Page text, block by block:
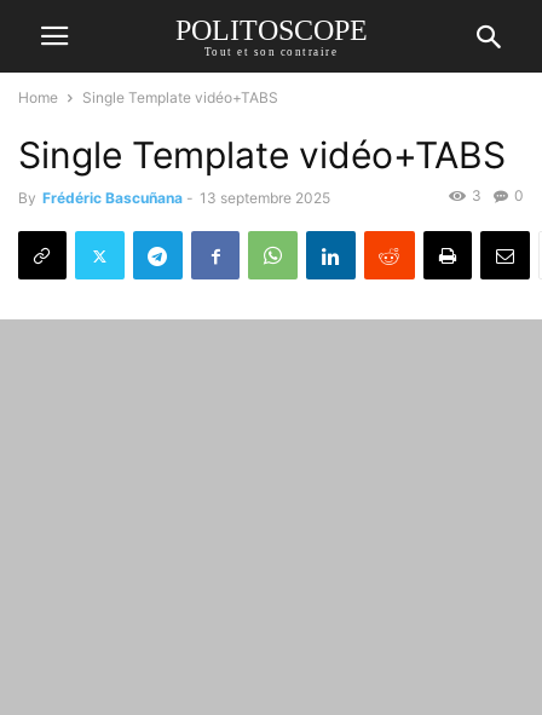
POLITOSCOPE
Tout et son contraire
Home Single Template vidéo+TABS
Single Template vidéo+TABS
By Frédéric Bascuñana - 13 septembre 2025 0
3